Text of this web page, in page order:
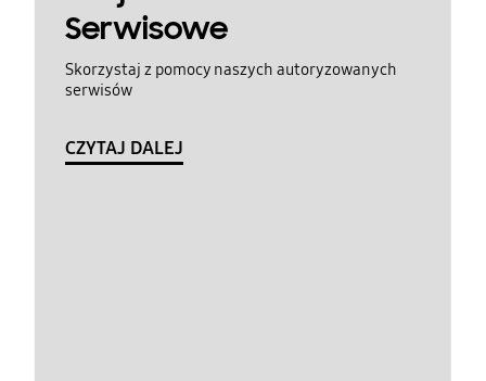
Serwisowe
Skorzystaj z pomocy naszych autoryzowanych
serwisów
CZYTAJ DALEJ